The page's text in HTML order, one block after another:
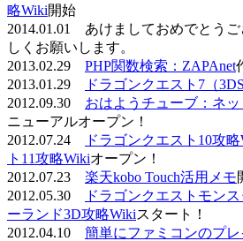
略Wiki開始
2014.01.01 あけましておめでとう
しくお願いします。
2013.02.29 PHP関数検索：ZAPAnet
2013.01.29
ドラゴンクエスト7（
2012.09.30 おはようチューブ：ネ
ニューアルオープン！
2012.07.24
ドラゴンクエスト10攻
ト11攻略Wikiオープン！
2012.07.23 楽天kobo Touch活用メモ
2012.05.30
ドラゴンクエストモン
ーランド3D攻略Wikiスタート！
2012.04.10 簡単にファミコンのプ